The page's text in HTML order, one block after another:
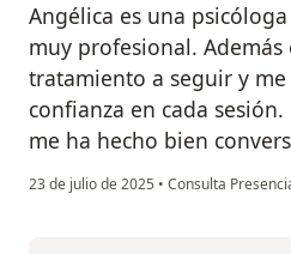
Angélica es una
muy profesional.
tratamiento a seguir y
confianza en cada
me ha hecho bien
23 de julio de 2025 • Consulta